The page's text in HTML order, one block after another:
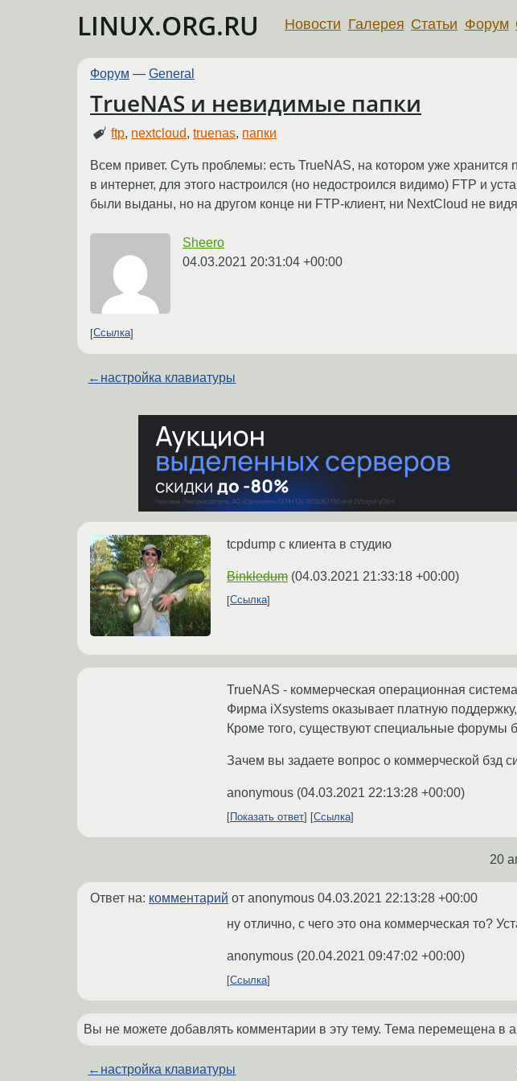
LINUX.ORG.RU Новости Галерея Статьи Форум
Форум — General
TrueNAS и невидимые папки
ftp, nextcloud,truenas, папки
Всем привет. Суть проблемы: есть TrueNAS, на котором уже
в интернет, для этого настроился (но недостроился видимо) FTP и
были выданы, но на другом конце ни FTP-клиент, ни NextCloud не
Sheero
04.03.2021 20:31:04 +00:00
Ссылка
← настройка клавиатуры
tcpdump с клиента в студию
Binkledum (04.03.2021 21:33:18 +00:00)
Ссылка
TrueNAS - коммерческая операционная
Фирма iXsystems оказывает платную
Кроме того, существуют специальные форумы
Зачем вы задаете вопрос о коммерческой бзд
anonymous (04.03.2021 22:13:28 +00:00)
Показать ответ Ссылка
20
Ответ на: комментарий от anonymous 04.03.2021 22:13:28 +00:00
ну отлично, с чего это она коммерческая то?
anonymous (20.04.2021 09:47:02 +00:00)
Ссылка
Вы не можете добавлять комментарии в эту тему. Тема перемещена в
← настройка клавиатуры